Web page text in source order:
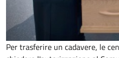
Per trasferire un cadavere, le